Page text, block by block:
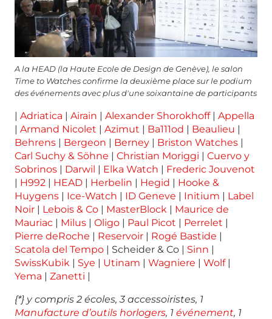
A la HEAD (la Haute Ecole de Design de Genève), le salon
Time to Watches confirme la deuxième place sur le podium
des événements avec plus d'une soixantaine de participants
| Adriatica | Airain | Alexander Shorokhoff| Appella
| Armand Nicolet | Azimut | Ba111od | Beaulieu |
Behrens | Bergeon | Berney | Briston Watches |
Carl Suchy & Söhne | Christian Moriggi | Cuervo y
Sobrinos | Darwil | Elka Watch | Frederic Jouvenot
| H992 | HEAD | Herbelin | Hegid | Hooke &
Huygens | Ice-Watch | ID Geneve | Initium | Label
Noir | Lebois & Co | MasterBlock | Maurice de
Mauriac | Milus | Oligo | Paul Picot | Perrelet |
Pierre deRoche | Reservoir | Rogé Bastide |
Scatola del Tempo | Scheider & Co | Sinn |
SwissKubik | Sye | Utinam | Wagniere | Wolf|
Yema | Zanetti |
{*} y compris 2 écoles, 3 accessoiristes, 1
Manufacture d’outils horlogers, 1 événement, 1